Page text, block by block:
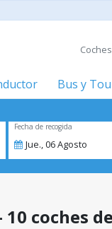
Bus y
Fecha de recogida
Jue.,06Agosto
coches